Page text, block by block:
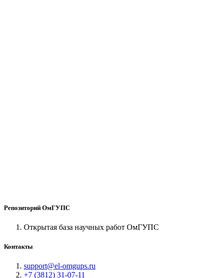
Репозиторий ОмГУПС
Открытая база научных работ ОмГУПС
Контакты
support@el-omgups.ru
+7 (3812) 31-07-11